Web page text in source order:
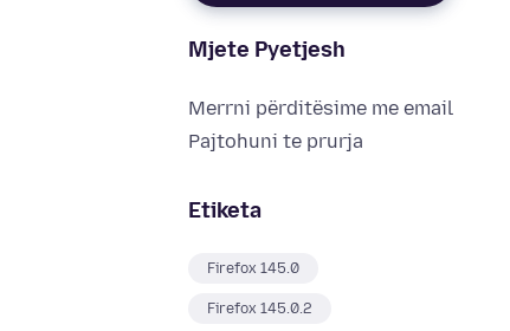
Mjete Pyetjesh
Merrni përditësime me email
Pajtohuni te prurja
Etiketa
Firefox 145.0
Firefox 145.0.2